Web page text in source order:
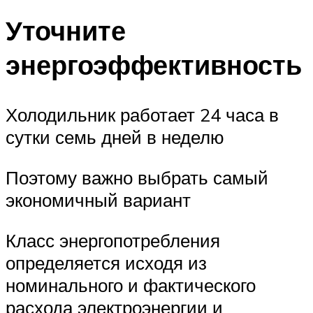
Уточните
энергоэффективность
Холодильник работает 24 часа в
сутки семь дней в неделю
Поэтому важно выбрать самый
экономичный вариант
Класс энергопотребления
определяется исходя из
номинального и фактического
расхода электроэнергии и